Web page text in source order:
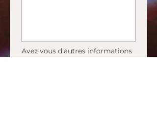
Avez vous d'autres informations